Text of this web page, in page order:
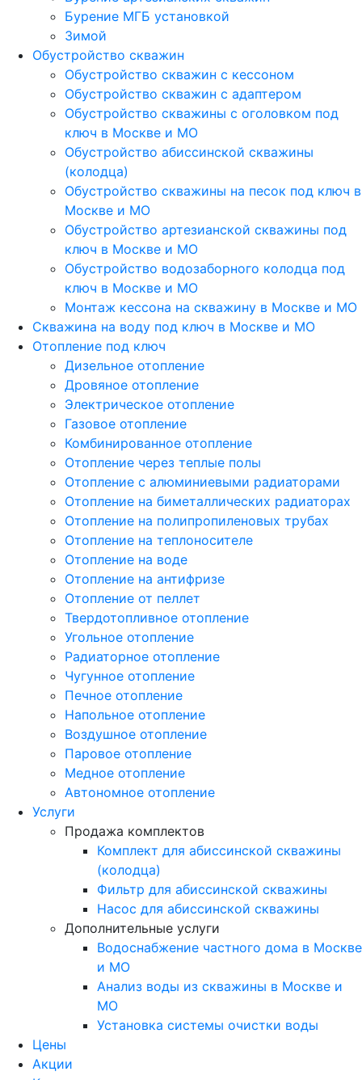
Бурение МГБ установкой
Зимой
Обустройство скважин
Обустройство скважин с кессоном
Обустройство скважин с адаптером
Обустройство скважины с оголовком под
ключ в Москве и МО
Обустройство абиссинской скважины
(колодца)
Обустройство скважины на песок под ключ в
Москве и МО
Обустройство артезианской скважины под
ключ в Москве и МО
Обустройство водозаборного колодца под
ключ в Москве и МО
Монтаж кессона на скважину в Москве и МО
Скважина на воду под ключ в Москве и МО
Отопление под ключ
Дизельное отопление
Дровяное отопление
Электрическое отопление
Газовое отопление
Комбинированное отопление
Отопление через теплые полы
Отопление с алюминиевыми радиаторами
Отопление на биметаллических радиаторах
Отопление на полипропиленовых трубах
Отопление на теплоносителе
Отопление на воде
Отопление на антифризе
Отопление от пеллет
Твердотопливное отопление
Угольное отопление
Радиаторное отопление
Чугунное отопление
Печное отопление
Напольное отопление
Воздушное отопление
Паровое отопление
Медное отопление
Автономное отопление
Услуги
Продажа комплектов
Комплект для абиссинской скважины
(колодца)
Фильтр для абиссинской скважины
Насос для абиссинской скважины
Дополнительные услуги
Водоснабжение частного дома в Москве
и МО
Анализ воды из скважины в Москве и
МО
Установка системы очистки воды
Цены
Акции